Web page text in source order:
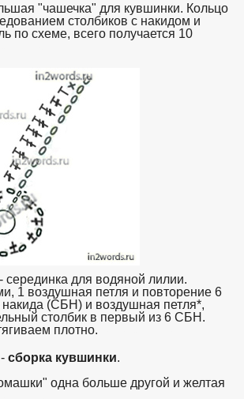
"чашечка" для кувшинки. Кольцо
столбиков с накидом и
по схеме, всего получается 10
серединка для водяной лилии.
1 воздушная петля и повторение 6
накида (СБН) и воздушная петля*,
столбик в первый из 6 СБН.
плотно.
сборка кувшинки.
одна больше другой и желтая